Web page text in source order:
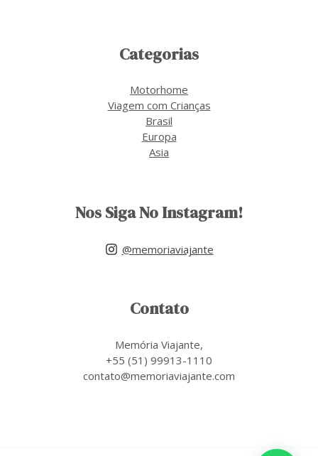
Categorias
Motorhome
Viagem com Crianças
Brasil
Europa
Asia
Nos Siga No Instagram!
@memoriaviajante
Contato
Memória Viajante,
+55 (51) 99913-1110
contato@memoriaviajante.com